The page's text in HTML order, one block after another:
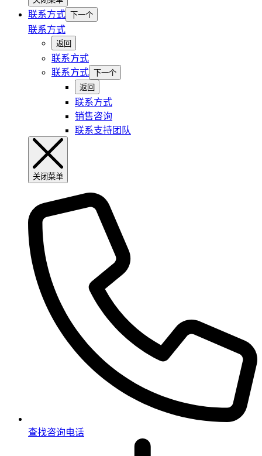
联系方式 下一个
联系方式
返回
联系方式
联系方式
下一个
返回
联系方式
销售咨询
联系支持团队
关闭菜单
查找咨询电话